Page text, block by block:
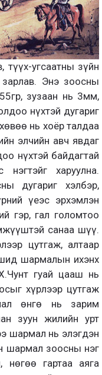
угсаатны зүйн
Энэ зоосны
зузаан нь 3мм,
нүхтэй дугариг
нь хоёр талдаа
элчийн авч явдаг
нүхтэй байдагтай
харуулна.
дугариг хэлбэр,
үеэс эрхэмлэн
гэр, гал голомтоо
санаа шүү.
цутгаж, алтаар
шармалын ихэнх
гуай цааш нь
хүрлээр цутгаж
өнгө нь зарим
зуун жилийн урт
шармал нь элэгдэн
шармал зоосны нэг
гартаа аяга